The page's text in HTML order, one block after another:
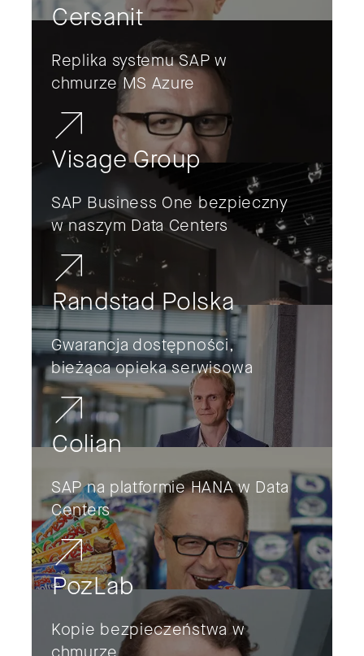
Cersanit
Replika systemu SAP w
chmurze MS Azure
Visage Group
SAP Business One bezpieczny
w naszym Data Centers
Randstad Polska
Gwarancja dostępności,
bieżąca opieka serwisowa
Colian
SAP na platformie HANA w Data
Centers
PozLab
Kopie bezpieczeństwa w